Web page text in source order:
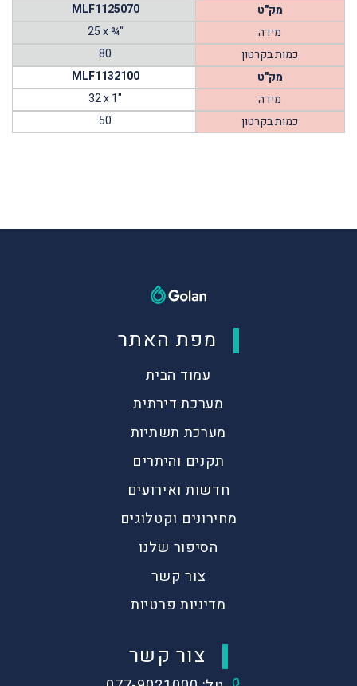
מק"ט
MLF1125070
מידה
25 x ¾"
כמות בקרטון
80
מק"ט
MLF1132100
מידה
32 x 1"
כמות בקרטון
50
מפת האתר
עמוד הבית
מערכת דירתית
מערכת תשתיות
תקנים והיתרים
חדשות ואירועים
מחירונים וקטלוגים
הסיפור שלנו
צור קשר
מדיניות פרטיות
צור קשר